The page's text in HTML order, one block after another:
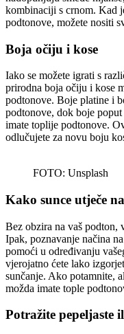
kombinaciji s crnom. Kad
podtonove, možete nositi
Boja očiju i kose
Iako se možete igrati s
prirodna boja očiju i kose
podtonove. Boje platine i
podtonove, dok boje
imate toplije podtonove.
odlučujete za novu boju
FOTO: Unsplash
Kako sunce utječe
Bez obzira na vaš podton,
Ipak, poznavanje načina
pomoći u određivanju
vjerojatno ćete lako
sunčanje. Ako potamnite,
možda imate tople
Potražite pepeljaste